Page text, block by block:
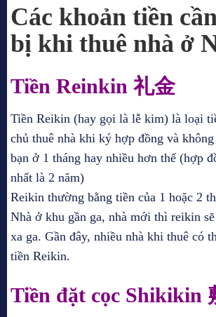
Các khoản tiền
bị khi thuê nhà ở
Tiền Reinkin 礼金
Tiền Reikin (hay gọi là lễ kim) là loại
chủ thuê nhà khi ký hợp đồng và
bạn ở 1 tháng hay nhiều hơn thế (hợp
nhất là 2 năm)
Reikin thường bằng tiền của 1 hoặc 2
Nhà ở khu gần ga, nhà mới thì reikin
xa ga. Gần đây, nhiều nhà khi thuê có
tiền Reikin.
Tiền đặt cọc Shikikin